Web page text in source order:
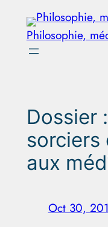
Aller
contenu
Philosophie,
Dossier
sorciers
aux
Oct 30,